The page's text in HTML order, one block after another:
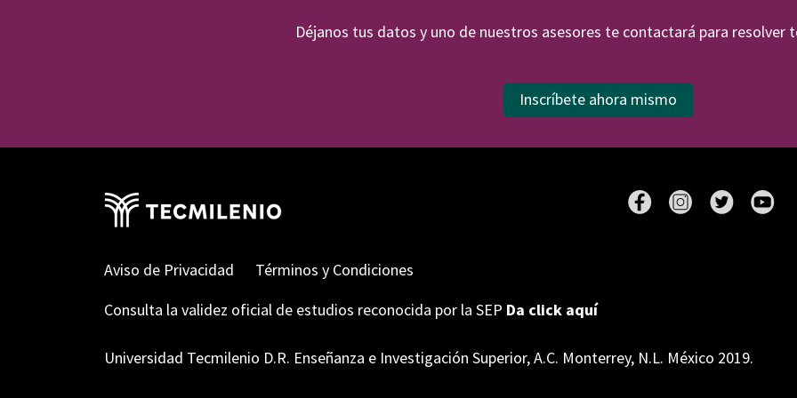
Déjanos tus datos y uno de nuestros asesores te contactará para resolver
Inscríbete ahora mismo
Aviso de Privacidad
Términos y Condiciones
Consulta la validez oficial de estudios reconocida por la SEP Da click aquí
Universidad Tecmilenio D.R. Enseñanza e Investigación Superior, A.C. Monterrey, N.L. México 2019.